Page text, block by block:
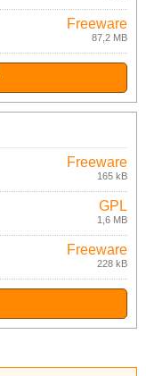
Freeware
87,2 MB
Freeware
165 kB
GPL
1,6 MB
Freeware
228 kB